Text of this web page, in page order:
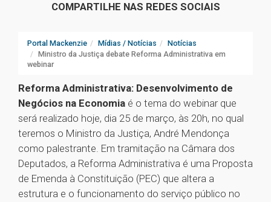
COMPARTILHE NAS REDES SOCIAIS
Portal Mackenzie Mídias / Notícias
Notícias
Ministro da Justiça debate Reforma Administrativa em
webinar
Reforma Administrativa: Desenvolvimento de
Negócios na Economia é o tema do webinar que
será realizado hoje, dia 25 de março, às 20h, no qual
teremos o Ministro da Justiça, André Mendonça
como palestrante. Em tramitação na Câmara dos
Deputados, a Reforma Administrativa é uma Proposta
de Emenda à Constituição (PEC) que altera a
estrutura e o funcionamento do serviço público no